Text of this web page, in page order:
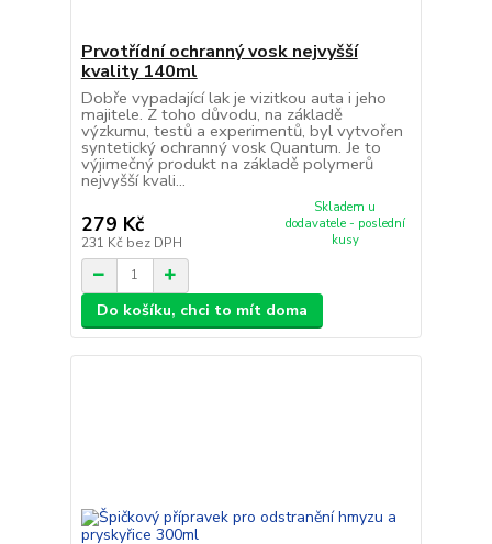
Prvotřídní ochranný vosk nejvyšší
kvality 140ml
Dobře vypadající lak je vizitkou auta i jeho
majitele. Z toho důvodu, na základě
výzkumu, testů a experimentů, byl vytvořen
syntetický ochranný vosk Quantum. Je to
výjimečný produkt na základě polymerů
nejvyšší kvali...
279 Kč
231 Kč bez DPH
Skladem u
dodavatele - poslední
kusy
Do košíku, chci to mít doma